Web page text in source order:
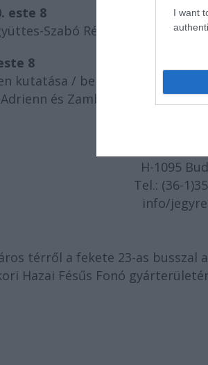
I want
este 8
Szabó Réka Társulata:
8
kutatása / bemutató
és Zambrzycki Ádám
H-1095
Tel.: (36-
info/
térről a fekete 23-as busszal
Hazai Fésűs Fonó